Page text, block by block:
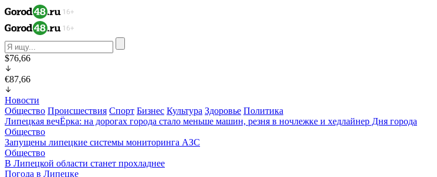
$76,66
€87,66
Новости
Общество Происшествия Спорт Бизнес Культура Здоровье Политика
Липецкая вечЁрка: на дорогах города стало меньше машин, резня в ночлежке и хедлайнер Дня города
Общество
Запущены липецкие системы мониторинга АЗС
Общество
В Липецкой области станет прохладнее
Погода в Липецке